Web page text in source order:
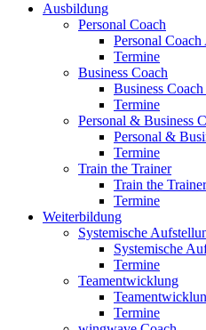
Ausbildung
Personal Coach
Personal
Termine
Business Coach
Business
Termine
Personal & Business
Personal &
Termine
Train the Trainer
Train the
Termine
Weiterbildung
Systemische
Systemische
Termine
Teamentwicklung
Termine